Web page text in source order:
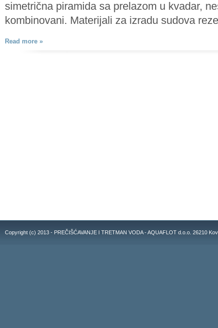
simetrična piramida sa prelazom u kvadar,
kombinovani. Materijali za izradu sudova
Read more »
Copyright (c) 2013 - PREČIŠĆAVANJE I TRETMAN VODA - AQUAFLOT d.o.o. 26210